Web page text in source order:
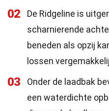
02
De Ridgeline is
scharnierende
beneden als opzij
lossen
03
Onder de laadbak
een waterdichte